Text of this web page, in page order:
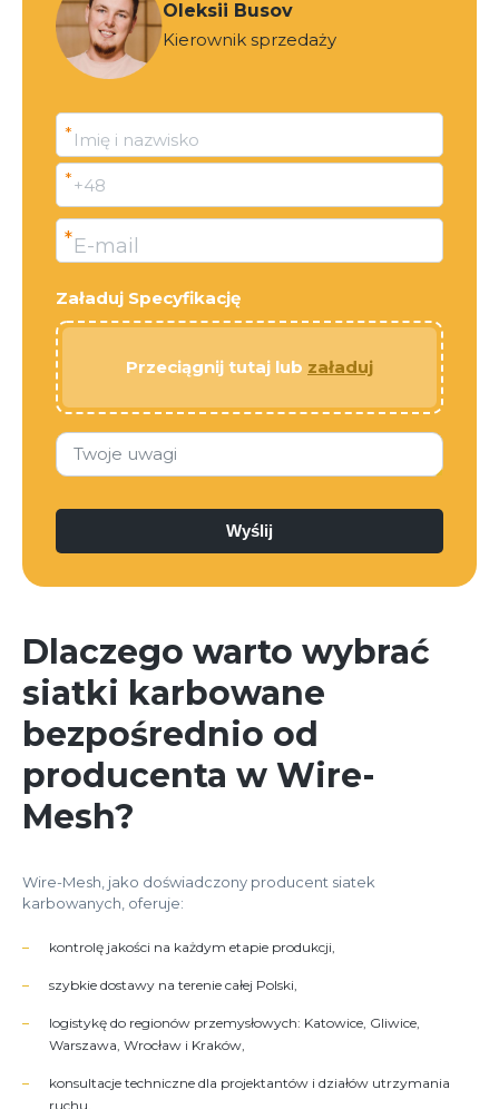
Oleksii Busov
Kierownik sprzedaży
Imię i nazwisko
*
+48
*
E-mail
*
Załaduj Specyfikację
Przeciągnij tutaj lub załaduj
Twoje uwagi
Dlaczego warto wybrać
siatki karbowane
bezpośrednio od
producenta w Wire-
Mesh?
Wire-Mesh, jako doświadczony producent siatek
karbowanych, oferuje:
kontrolę jakości na każdym etapie produkcji,
szybkie dostawy na terenie całej Polski,
logistykę do regionów przemysłowych: Katowice, Gliwice,
Warszawa, Wrocław i Kraków,
konsultacje techniczne dla projektantów i działów utrzymania
ruchu,